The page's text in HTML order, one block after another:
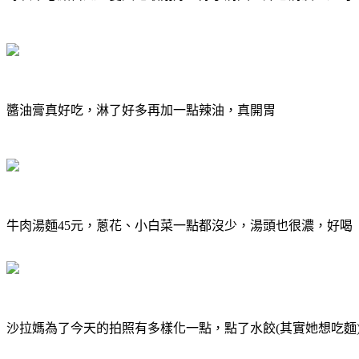
醬油膏真好吃，淋了好多再加一點辣油，真開胃
牛肉湯麵45元，蔥花、小白菜一點都沒少，湯頭也很濃，好喝
沙拉媽為了今天的拍照有多樣化一點，點了水餃(其實她想吃